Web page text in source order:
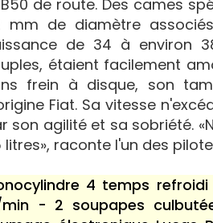
de route. Des cames
mm de diamètre
de 34 à environ
étaient facilement
frein à disque, son
Fiat. Sa vitesse
son agilité et sa sobriété.
litres», raconte l'un des
4 temps
- 2 soupapes